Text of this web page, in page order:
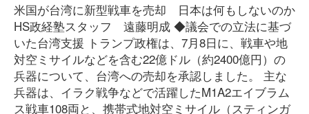
米国が台湾に新型戦車を売却 日本は何もしないのか
HS政経塾スタッフ 遠藤明成 ◆議会での立法に基づ
いた台湾支援 トランプ政権は、7月8日に、戦車や地
対空ミサイルなどを含む22億ドル（約2400億円）の
兵器について、台湾への売却を承認しました。 主な
兵器は、イラク戦争などで活躍したM1A2エイブラム
ス戦車108両と、携帯式地対空ミサイル（スティンガ